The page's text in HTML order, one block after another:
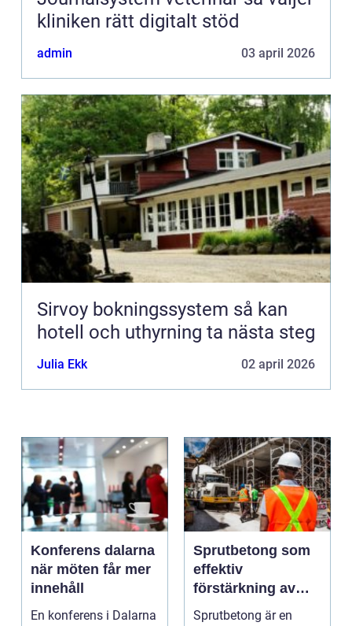
kliniken rätt digitalt stöd
admin 03 april 2026
Sirvoy bokningssystem så kan
hotell och uthyrning ta nästa steg
Julia Ekk 02 april 2026
Konferens dalarna
när möten får mer
innehåll
En konferens i Dalarna
Sprutbetong som
effektiv
förstärkning av
berg och betong
Sprutbetong är en